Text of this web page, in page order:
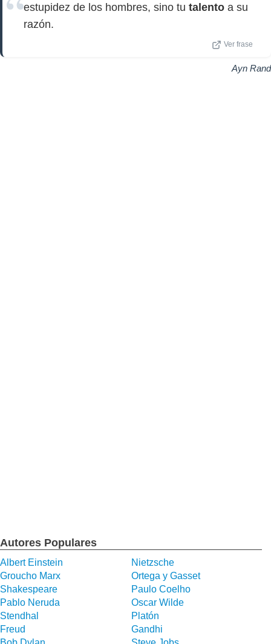
estupidez de los hombres, sino tu talento a su
razón.
Ver frase
Ayn Rand
Autores Populares
Albert Einstein
Nietzsche
Groucho Marx
Ortega y Gasset
Shakespeare
Paulo Coelho
Pablo Neruda
Oscar Wilde
Stendhal
Platón
Freud
Gandhi